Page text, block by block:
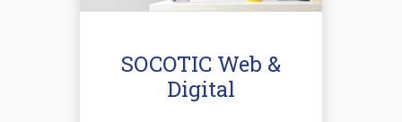
SOCOTIC Web &
Digital